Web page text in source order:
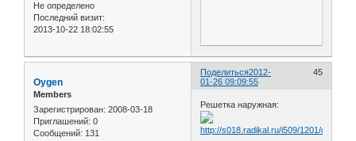
Не определено
Последний визит:
2013-10-22 18:02:55
Поделиться 45
2012-
01-26 09:09:55
Oygen
Members
Зарегистрирован: 2008-03-18
Приглашений: 0
Сообщений: 131
Решетка наружная: